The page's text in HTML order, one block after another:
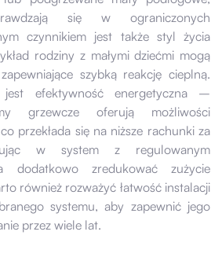
się w ograniczonych
czynnikiem jest także styl życia
rodziny z małymi dziećmi mogą
szybką reakcję cieplną.
jest efektywność energetyczna –
grzewcze oferują możliwości
przekłada się na niższe rachunki za
w system z regulowanym
dodatkowo zredukować zużycie
również rozważyć łatwość instalacji
systemu, aby zapewnić jego
przez wiele lat.